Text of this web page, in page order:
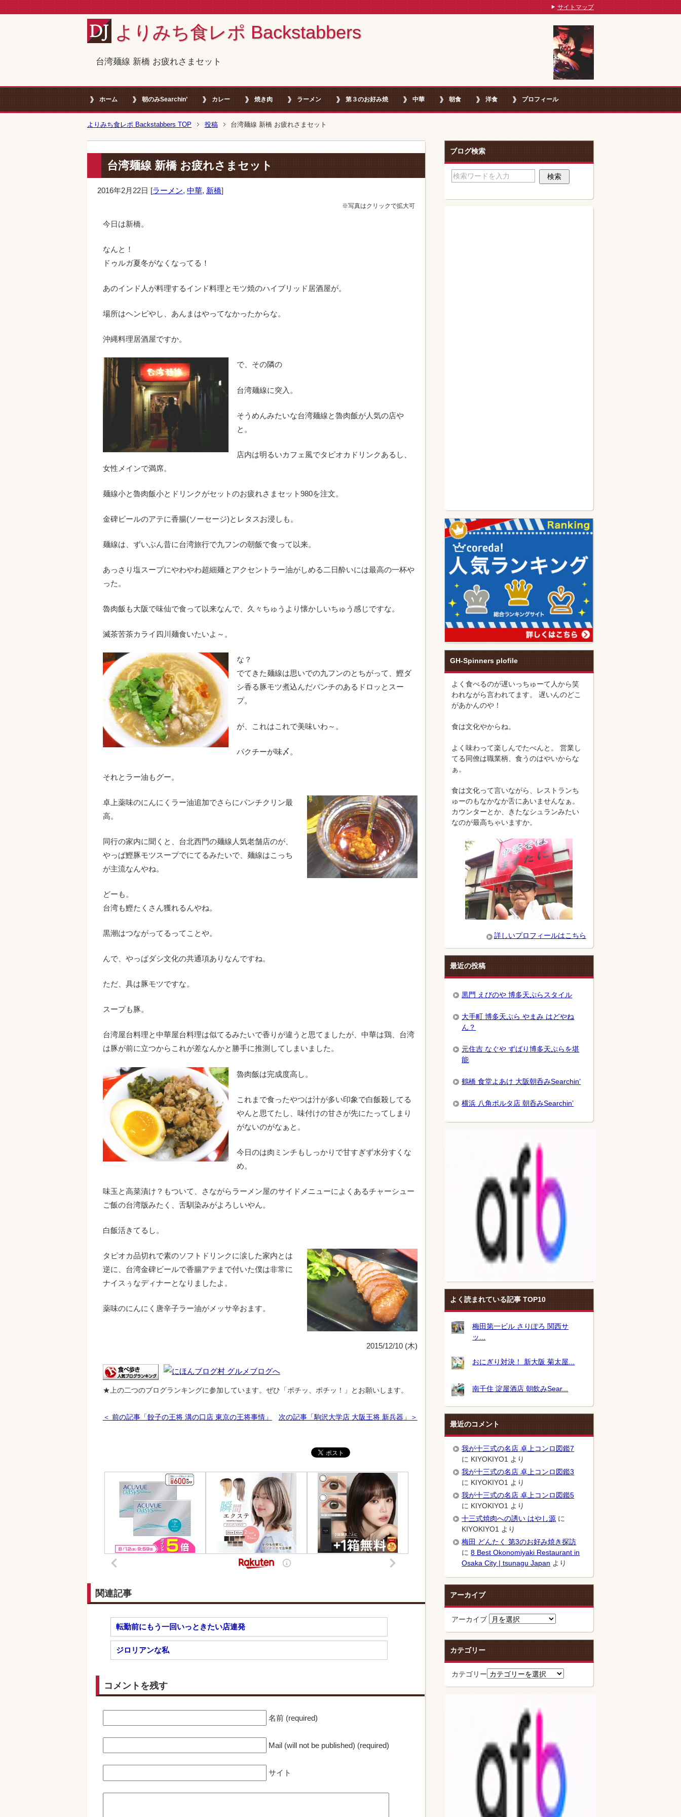
よりみち食レポ Backstabbers
台湾麺線 新橋 お疲れさまセット
ホーム 朝のみSearchin’ カレー 焼き肉 ラーメン 第３のお好み焼 中華 朝食 洋食 プロフィール
よりみち食レポ Backstabbers TOP 投稿 台湾麺線 新橋 お疲れさまセット
台湾麺線 新橋 お疲れさまセット
2016年2月22日 [ラーメン, 中華, 新橋]
※写真はクリックで拡大可
今日は新橋。
なんと！
ドゥルガ夏冬がなくなってる！
あのインド人が料理するインド料理とモツ焼のハイブリッド居酒屋が。
場所はヘンピやし、あんまはやってなかったからな。
沖縄料理居酒屋ですか。
で、その隣の
台湾麺線に突入。
そうめんみたいな台湾麺線と魯肉飯が人気の店や
と。
店内は明るいカフェ風でタピオカドリンクあるし、
女性メインで満席。
麺線小と魯肉飯小とドリンクがセットのお疲れさまセット980を注文。
金碑ビールのアテに香腸(ソーセージ)とレタスお浸しも。
麺線は、ずいぶん昔に台湾旅行で九フンの朝飯で食って以来。
あっさり塩スープにやわやわ超細麺とアクセントラー油がしめる二日酔いには最高の一杯や
った。
魯肉飯も大阪で味仙で食って以来なんで、久々ちゅうより懐かしいちゅう感じですな。
滅茶苦茶カライ四川麺食いたいよ～。
な？
でてきた麺線は思いでの九フンのとちがって、鰹ダ
シ香る豚モツ煮込んだパンチのあるドロッとスー
プ。
が、これはこれで美味いわ～。
パクチーが味〆。
それとラー油もグー。
卓上薬味のにんにくラー油追加でさらにパンチクリン最
高。
同行の家内に聞くと、台北西門の麺線人気老舗店のが、
やっぱ鰹豚モツスープでにてるみたいで、麺線はこっち
が主流なんやね。
どーも。
台湾も鰹たくさん獲れるんやね。
黒潮はつながってるってことや。
んで、やっぱダシ文化の共通項ありなんですね。
ただ、具は豚モツですな。
スープも豚。
台湾屋台料理と中華屋台料理は似てるみたいで香りが違うと思てましたが、中華は鶏、台湾
は豚が前に立つからこれが差なんかと勝手に推測してしまいました。
魯肉飯は完成度高し。
これまで食ったやつは汁が多い印象で白飯殺してる
やんと思てたし、味付けの甘さが先にたってしまり
がないのがなぁと。
今日のは肉ミンチもしっかりで甘すぎず水分すくな
め。
味玉と高菜漬け？もついて、さながらラーメン屋のサイドメニューによくあるチャーシュー
ご飯の台湾版みたく、舌馴染みがよろしいやん。
白飯活きてるし。
タピオカ品切れで素のソフトドリンクに涙した家内とは
逆に、台湾金碑ビールで香腸アテまで付いた僕は非常に
ナイスぅなディナーとなりましたよ。
薬味のにんにく唐辛子ラー油がメッサ辛おます。
2015/12/10 (木)
★上の二つのブログランキングに参加しています。ぜひ「ポチッ、ポチッ！」とお願いします。
＜ 前の記事「餃子の王将 溝の口店 東京の王将事情」 次の記事「駒沢大学店 大阪王将 新兵器」＞
関連記事
転勤前にもう一回いっときたい店連発
ジロリアンな私
コメントを残す
名前 (required)
Mail (will not be published) (required)
サイト
ブログ検索
GH-Spinners plofile
よく食べるのが遅いっちゅーて人から笑
われながら言われてます。 遅いんのどこ
があかんのや！
食は文化やからね。
よく味わって楽しんでたべんと。 営業し
てる同僚は職業柄、食うのはやいからな
ぁ。
食は文化って言いながら、レストランち
ゅーのもなかなか舌にあいませんなぁ。
カウンターとか、きたなシュランみたい
なのが最高ちゃいますか。
詳しいプロフィールはこちら
最近の投稿
黒門 えびのや 博多天ぷらスタイル
大手町 博多天ぷら やまみ はどやね
ん？
元住吉 なぐや ずばり博多天ぷらを堪
能
鶴橋 食堂よあけ 大阪朝呑みSearchin’
横浜 八角ポルタ店 朝呑みSearchin’
よく読まれている記事 TOP10
梅田第一ビル さりぽろ 関西サ
ッ...
おにぎり対決！ 新大阪 菊太屋...
南千住 淀屋酒店 朝飲みSear...
最近のコメント
我が十三式の名店 卓上コンロ図鑑7
に KIYOKIYO1 より
我が十三式の名店 卓上コンロ図鑑3
に KIYOKIYO1 より
我が十三式の名店 卓上コンロ図鑑5
に KIYOKIYO1 より
十三式焼肉への誘い はやし源 に
KIYOKIYO1 より
梅田 どんたく 第3のお好み焼き探訪
に8 Best Okonomiyaki Restaurant in
Osaka City | tsunagu Japan より
アーカイブ
アーカイブ
カテゴリー
カテゴリー
サイトマップ